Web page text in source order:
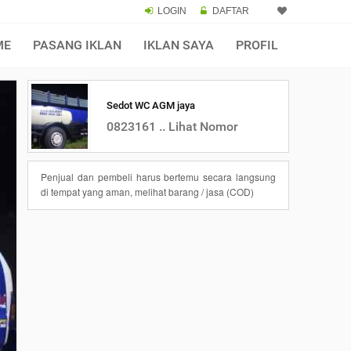
LOGIN DAFTAR
PASANG IKLAN IKLAN SAYA PROFIL
Sedot WC AGM jaya
0823161 .. Lihat Nomor
Penjual dan pembeli harus bertemu secara langsung
di tempat yang aman, melihat barang / jasa (COD)